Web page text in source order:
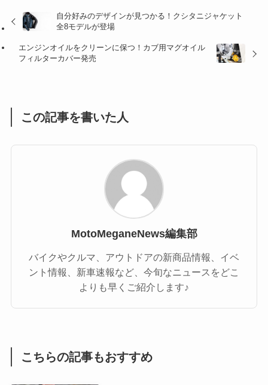
(47)
(16)
自分好みのデザインが見つかる！クシタニジャケット
全8モデルが登場
エンジンオイルをクリーンに保つ！カブ用マグオイル
フィルターカバー発売
この記事を書いた人
MotoMeganeNews編集部
バイクやクルマ、アウトドアの新商品情報、イベ
ント情報、新車速報など、今旬なニュースをどこ
よりも早くご紹介します♪
こちらの記事もおすすめ